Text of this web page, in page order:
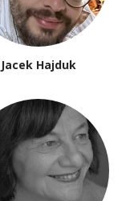
Jacek Hajduk